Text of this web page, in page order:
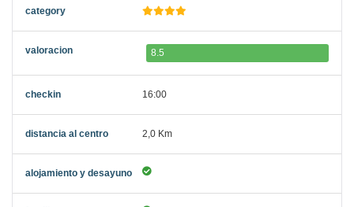
8.5
16:00
2,0 Km